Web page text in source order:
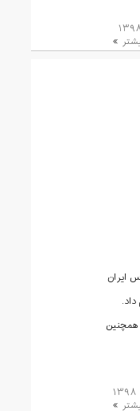
ایران
همچنین